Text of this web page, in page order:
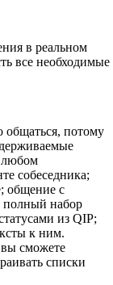
в реальном
все необходимые
общаться, потому
любом
собеседника;
общение с
полный набор
из QIP;
к ним.
сможете
списки